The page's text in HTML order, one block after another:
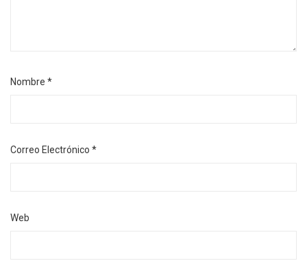
Nombre *
Correo Electrónico *
Web